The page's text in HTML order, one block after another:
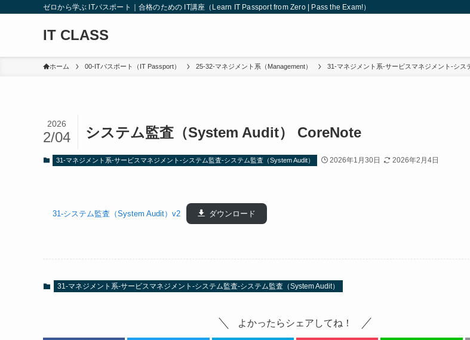
ゼロから学ぶ ITパスポート｜合格のための IT講座（Learn IT Passport from Zero | Pass the Exam!）
IT CLASS
ホーム 00-ITパスポート（IT Passport） 25-32-マネジメント系（Management） 31-マネジメント系-サービスマネジメント-シス
システム監査（System Audit） CoreNote
2026
2/04
31-マネジメント系-サービスマネジメント-システム監査-システム監査（System Audit） 2026年1月30日 2026年2月4日
31-システム監査（System Audit）v2 ダウンロード
31-マネジメント系-サービスマネジメント-システム監査-システム監査（System Audit）
よかったらシェアしてね！